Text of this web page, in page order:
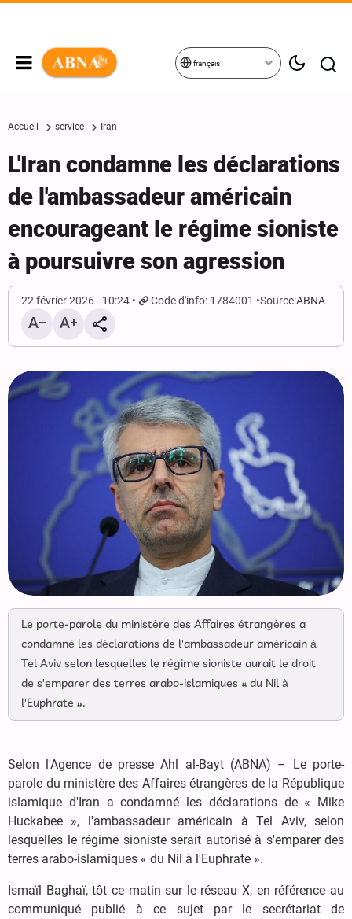
français
Accueil service Iran
L'Iran condamne les déclarations
de l'ambassadeur américain
encourageant le régime sioniste
à poursuivre son agression
22 février 2026 - 10:24 Code d'info: 1784001 Source:ABNA
Le porte-parole du ministère des Affaires étrangères a
condamné les déclarations de l'ambassadeur américain à
Tel Aviv selon lesquelles le régime sioniste aurait le droit
de s'emparer des terres arabo-islamiques « du Nil à
l'Euphrate ».
Selon l'Agence de presse Ahl al-Bayt (ABNA) – Le porte-
parole du ministère des Affaires étrangères de la République
islamique d'Iran a condamné les déclarations de « Mike
Huckabee », l'ambassadeur américain à Tel Aviv, selon
lesquelles le régime sioniste serait autorisé à s'emparer des
terres arabo-islamiques « du Nil à l'Euphrate ».
Ismaïl Baghaï, tôt ce matin sur le réseau X, en référence au
communiqué publié à ce sujet par le secrétariat de